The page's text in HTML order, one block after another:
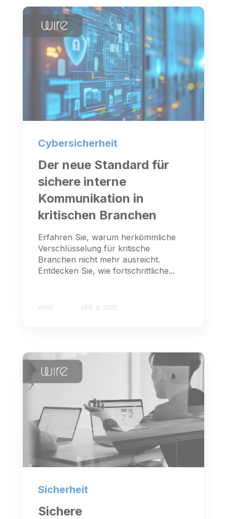
Cybersicherheit
Der neue Standard für
sichere interne
Kommunikation in
kritischen Branchen
Erfahren Sie, warum herkömmliche
Verschlüsselung für kritische
Branchen nicht mehr ausreicht.
Entdecken Sie, wie fortschrittliche...
WIRE APR. 8, 2025
Sicherheit
Sichere